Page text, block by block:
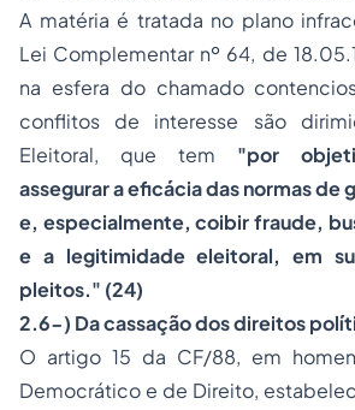
A matéria é tratada no plano
Lei Complementar nº 64, de
na esfera do chamado
conflitos de interesse são
Eleitoral, que tem "por
assegurar a eficácia das normas de
e, especialmente, coibir fraude,
e a legitimidade eleitoral, em
pleitos." (24)
2.6-) Da cassação dos direitos
O artigo 15 da CF/88, em
Democrático e de Direito,